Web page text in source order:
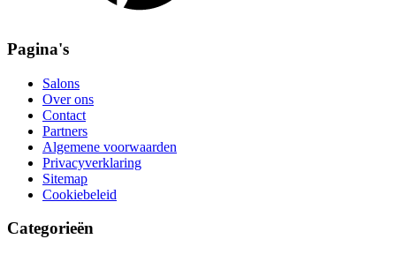
Pagina's
Salons
Over ons
Contact
Partners
Algemene voorwaarden
Privacyverklaring
Sitemap
Cookiebeleid
Categorieën